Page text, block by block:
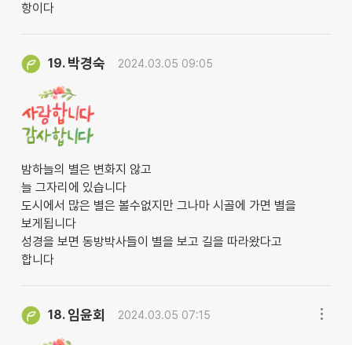
항이다
19. 박경숙 2024.03.05 09:05
밤하늘의 별은 변화지 않고
늘 그자리에 있습니다
도시에서 많은 별은 볼수없지만 그나마 시골에 가면 별을
보게됩니다
성경을 보면 동방박사들이 별을 보고 길을 따라왔다고
합니다
18. 임윤회 2024.03.05 07:15